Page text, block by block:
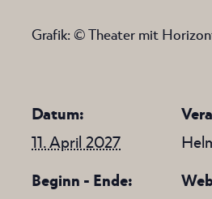
Grafik: © Theater mit
Datum:
11. April 2027
Beginn - Ende: